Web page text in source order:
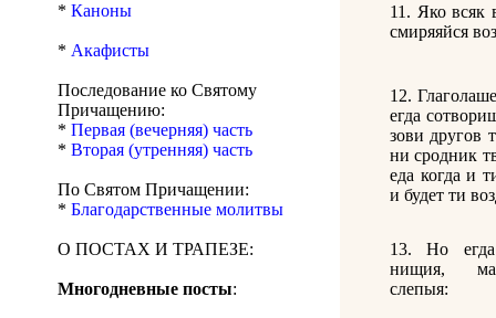
* Каноны
* Акафисты
Последование ко Святому
Причащению:
* Первая (вечерняя) часть
* Вторая (утренняя) часть
По Святом Причащении:
* Благодарственные молитвы
О ПОСТАХ И ТРАПЕЗЕ:
Многодневные посты:
11. Яко всяк
смиряяйся
12.
егда
зови другов
ни сродник
еда когда и
и будет ти
13. Но
нищия,
слепыя: